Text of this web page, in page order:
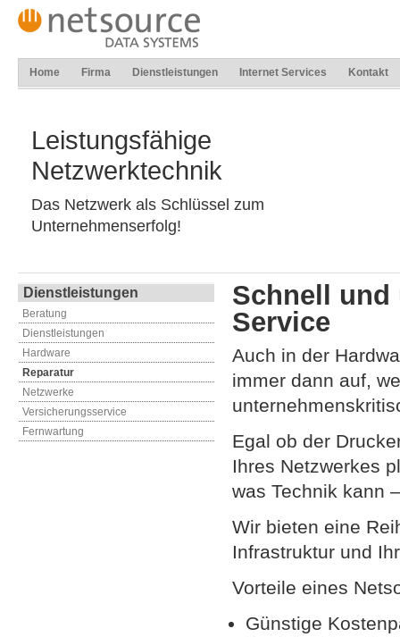
Home Firma Dienstleistungen Internet Services Kontakt
Leistungsfähige
Netzwerktechnik
Das Netzwerk als Schlüssel zum
Unternehmenserfolg!
Dienstleistungen
Beratung
Dienstleistungen
Hardware
Reparatur
Netzwerke
Versicherungsservice
Fernwartung
Schnell und
Service
Auch in der
immer dann auf,
Egal ob der
Ihres Netzwerkes
was Technik kann
Wir bieten eine
Infrastruktur und
Vorteile eines
Günstige